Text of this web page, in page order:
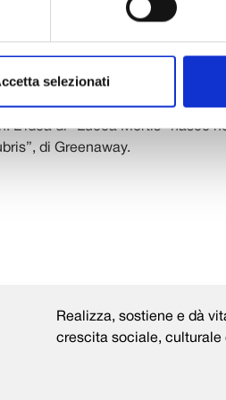
selezionati
nell’auditorium San
L’iniziativa è organizzata da
e rientra nel programma del
15 creativi. Sei giorni con il
alla realizzazione del film, che
L’idea di “Lucca Mortis” nasce
di Greenaway.
Realizza, sostiene e dà
crescita sociale, culturale